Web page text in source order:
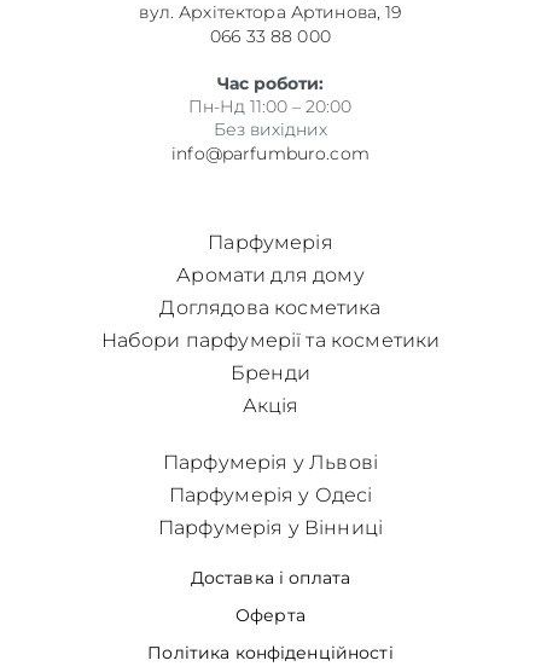
вул. Архітектора Артинова, 19
066 33 88 000
Час роботи:
Пн-Нд 11:00 – 20:00
Без вихідних
info@parfumburo.com
Парфумерія
Аромати для дому
Доглядова косметика
Набори парфумерії та косметики
Бренди
Акція
Доставка і оплата
Оферта
Політика конфіденційності
Парфумерія у Львові
Парфумерія у Одесі
Парфумерія у Вінниці